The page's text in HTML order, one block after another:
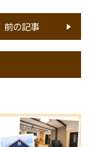
前の記事